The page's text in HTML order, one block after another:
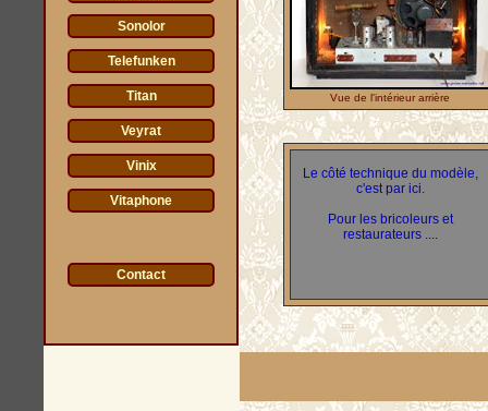
Sonolor
Telefunken
Titan
Veyrat
Vinix
Vitaphone
Contact
Vue de l'intérieur arrière
Le côté technique du modèle,
c'est par ici.
Pour les bricoleurs et
restaurateurs ....